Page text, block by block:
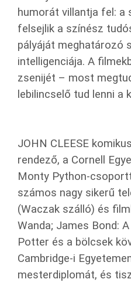
humorát villantja fel: a
felsejlik a színész
pályáját meghatározó
intelligenciája. A
zsenijét – most
lebilincselő tud lenni a
JOHN CLEESE
rendező, a Cornell
Monty Python-
számos nagy sikerű
(Waczak szálló) és
Wanda; James Bond:
Potter és a bölcsek
Cambridge-i
mesterdiplomát, és